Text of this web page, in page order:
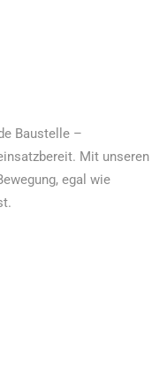
Baustelle –
Mit unseren
egal wie